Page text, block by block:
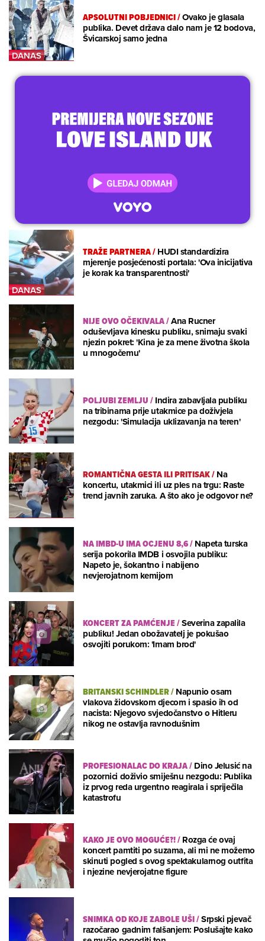
APSOLUTNI POBJEDNICI/Ovako je glasala
publika. Devet država dalo nam je 12 bodova,
Švicarskoj samo jedna
TRAŽE PARTNERA/HUDI standardizira
mjerenje posjećenosti portala: 'Ova inicijativa
je korak ka transparentnosti'
NIJE OVO OČEKIVALA/Ana Rucner
oduševljava kinesku publiku, snimaju svaki
njezin pokret: 'Kina je za mene životna škola
u mnogočemu'
POLJUBI ZEMLJU/Indira zabavljala publiku
na tribinama prije utakmice pa doživjela
nezgodu: 'Simulacija uklizavanja na teren'
ROMANTIČNA GESTA ILI PRITISAK/Na
koncertu, utakmici ili uz ples na trgu: Raste
trend javnih zaruka. A što ako je odgovor ne?
NA IMBD-U IMA OCJENU 8,6/Napeta turska
serija pokorila IMDB i osvojila publiku:
Napeto je, šokantno i nabijeno
nevjerojatnom kemijom
KONCERT ZA PAMĆENJE/Severina zapalila
publiku! Jedan obožavatelj je pokušao
osvojiti porukom: 'Imam brod'
BRITANSKI SCHINDLER/Napunio osam
vlakova židovskom djecom i spasio ih od
nacista: Njegovo svjedočanstvo o Hitleru
nikog ne ostavlja ravnodušnim
PROFESIONALAC DO KRAJA/Dino Jelusić na
pozornici doživio smiješnu nezgodu: Publika
iz prvog reda urgentno reagirala i spriječila
katastrofu
KAKO JE OVO MOGUĆE?!/Rozga će ovaj
koncert pamtiti po suzama, ali mi ne možemo
skinuti pogled s ovog spektakularnog outfita
i njezine nevjerojatne figure
SNIMKA OD KOJE ZABOLE UŠI/Srpski pjevač
razočarao gadnim falšanjem: Poslušajte kako